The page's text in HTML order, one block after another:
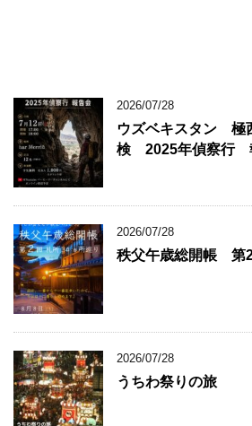
2026/07/28
ウズベキスタン 極
検 2025年偵察行
2026/07/28
秩父午歳総開帳 第
2026/07/28
うちわ祭りの旅